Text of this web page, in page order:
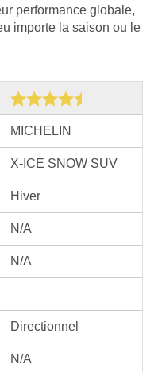
performance globale,
importe la saison ou le
MICHELIN
X-ICE SNOW SUV
Hiver
N/A
N/A
Directionnel
N/A